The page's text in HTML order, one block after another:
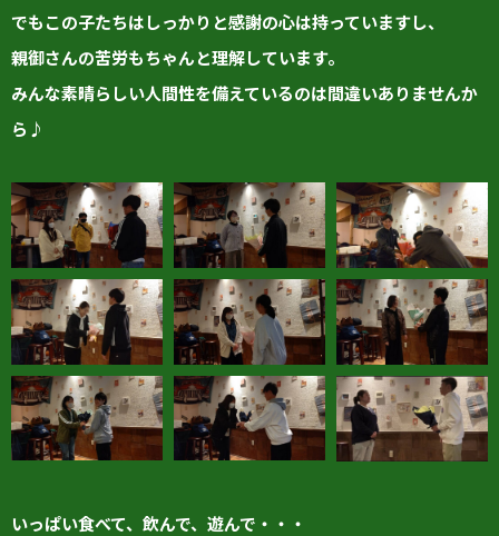
でもこの子たちはしっかりと感謝の心は持っていますし、
親御さんの苦労もちゃんと理解しています。
みんな素晴らしい人間性を備えているのは間違いありませんか
ら♪
いっぱい食べて、飲んで、遊んで・・・